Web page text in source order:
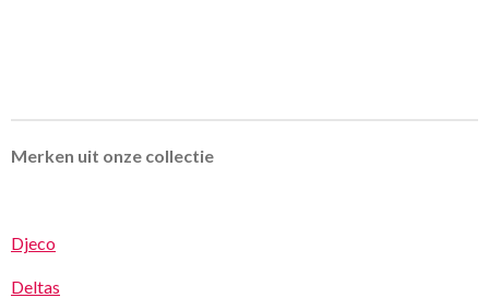
Merken uit onze collectie
Djeco
Deltas